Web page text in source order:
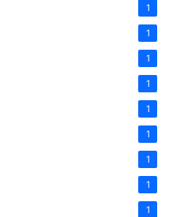
1
1
1
1
1
1
1
1
1